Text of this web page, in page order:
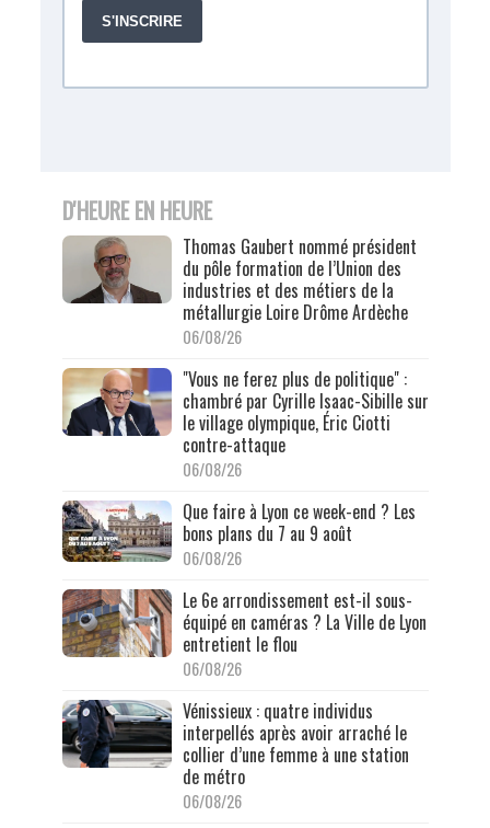
D'HEURE EN HEURE
Thomas Gaubert nommé président
du pôle formation de l’Union des
industries et des métiers de la
métallurgie Loire Drôme Ardèche
06/08/26
"Vous ne ferez plus de politique" :
chambré par Cyrille Isaac-Sibille sur
le village olympique, Éric Ciotti
contre-attaque
06/08/26
Que faire à Lyon ce week-end ? Les
bons plans du 7 au 9 août
06/08/26
Le 6e arrondissement est-il sous-
équipé en caméras ? La Ville de Lyon
entretient le flou
06/08/26
Vénissieux : quatre individus
interpellés après avoir arraché le
collier d’une femme à une station
de métro
06/08/26